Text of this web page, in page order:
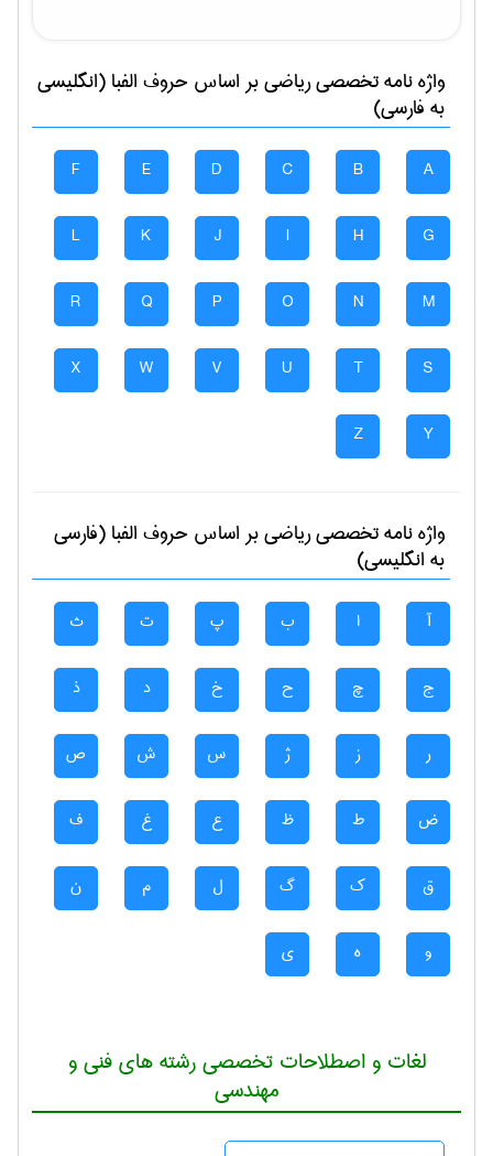
واژه نامه تخصصیرياضیبر اساس حروف الفبا (انگلیسی
به فارسی)
A
B
C
D
E
F
G
H
I
J
K
L
M
N
O
P
Q
R
S
T
U
V
W
X
Y
Z
واژه نامه تخصصیرياضیبر اساس حروف الفبا (فارسی
به انگلیسی)
آ ا ب پ ت ث
ج چ ح خ د ذ
ر ز ژ س ش ص
ض ط ظ ع غ ف
ق ک گ ل م ن
و ه ی
لغات و اصطلاحات تخصصی رشته های فنی و
مهندسی